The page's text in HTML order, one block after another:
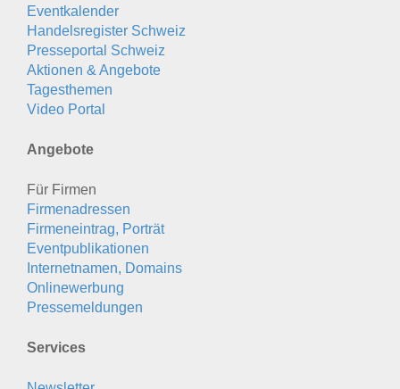
Eventkalender
Handelsregister Schweiz
Presseportal Schweiz
Aktionen & Angebote
Tagesthemen
Video Portal
Angebote
Für Firmen
Firmenadressen
Firmeneintrag, Porträt
Eventpublikationen
Internetnamen, Domains
Onlinewerbung
Pressemeldungen
Services